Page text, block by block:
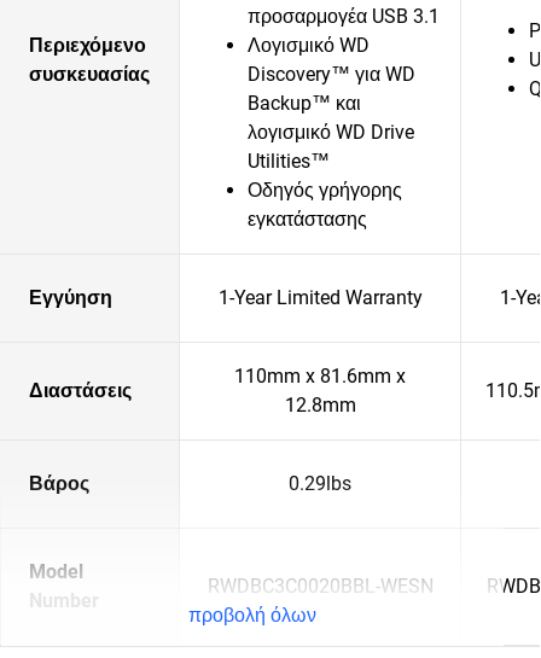
Περιεχόμενο
συσκευασίας
προσαρμογέα USB 3.1
Λογισμικό WD
Discovery™ για WD
Backup™ και
λογισμικό WD Drive
Utilities™
Οδηγός γρήγορης
εγκατάστασης
Εγγύηση 1-Year Limited Warranty 1-
Διαστάσεις
110mm x 81.6mm x
12.8mm
Βάρος 0.29lbs
Model
Number
RWDBC3C0020BBL-WESN
προβολή όλων